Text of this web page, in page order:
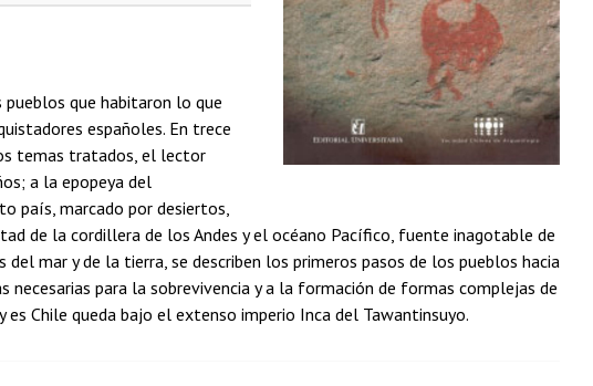
que habitaron lo que
españoles. En trece
temas tratados, el lector
a la epopeya del
país, marcado por desiertos,
de la cordillera de los Andes y el océano Pacífico, fuente inagotable de
mar y de la tierra, se describen los primeros pasos de los pueblos hacia
para la sobrevivencia y a la formación de formas complejas de
Chile queda bajo el extenso imperio Inca del Tawantinsuyo.